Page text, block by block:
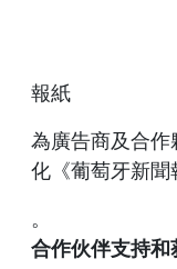
報紙
為廣告商及合
化《葡萄牙新
。
合作伙伴支持和